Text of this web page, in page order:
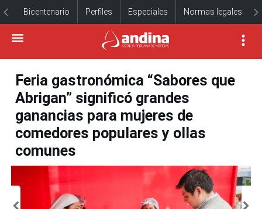
Bicentenario Perfiles Especiales Normas legales
Feria gastronómica “Sabores que
Abrigan” significó grandes
ganancias para mujeres de
comedores populares y ollas
comunes